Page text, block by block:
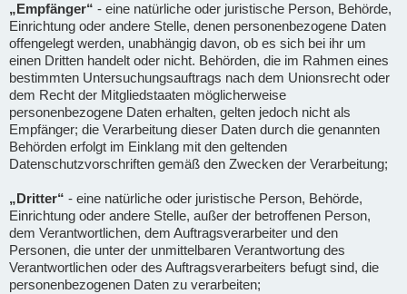
„Empfänger“ - eine natürliche oder juristische Person, Behörde,
Einrichtung oder andere Stelle, denen personenbezogene Daten
offengelegt werden, unabhängig davon, ob es sich bei ihr um
einen Dritten handelt oder nicht. Behörden, die im Rahmen eines
bestimmten Untersuchungsauftrags nach dem Unionsrecht oder
dem Recht der Mitgliedstaaten möglicherweise
personenbezogene Daten erhalten, gelten jedoch nicht als
Empfänger; die Verarbeitung dieser Daten durch die genannten
Behörden erfolgt im Einklang mit den geltenden
Datenschutzvorschriften gemäß den Zwecken der Verarbeitung;
„Dritter“ - eine natürliche oder juristische Person, Behörde,
Einrichtung oder andere Stelle, außer der betroffenen Person,
dem Verantwortlichen, dem Auftragsverarbeiter und den
Personen, die unter der unmittelbaren Verantwortung des
Verantwortlichen oder des Auftragsverarbeiters befugt sind, die
personenbezogenen Daten zu verarbeiten;